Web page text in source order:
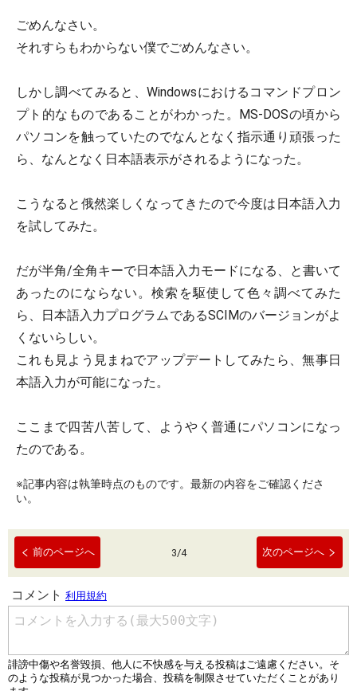
ごめんなさい。
それすらもわからない僕でごめんなさい。
しかし調べてみると、Windowsにおけるコマンドプロン
プト的なものであることがわかった。MS-DOSの頃から
パソコンを触っていたのでなんとなく指示通り頑張った
ら、なんとなく日本語表示がされるようになった。
こうなると俄然楽しくなってきたので今度は日本語入力
を試してみた。
だが半角/全角キーで日本語入力モードになる、と書いて
あったのにならない。検索を駆使して色々調べてみた
ら、日本語入力プログラムであるSCIMのバージョンがよ
くないらしい。
これも見よう見まねでアップデートしてみたら、無事日
本語入力が可能になった。
ここまで四苦八苦して、ようやく普通にパソコンになっ
たのである。
※記事内容は執筆時点のものです。最新の内容をご確認くださ
い。
前のページへ 3/4 次のページへ